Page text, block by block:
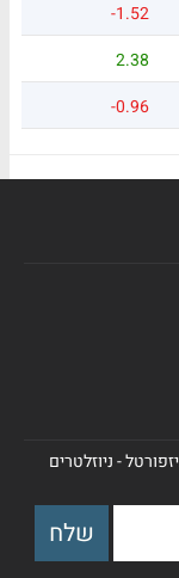
-1.52
2.38
-0.96
- ניוזלטרים